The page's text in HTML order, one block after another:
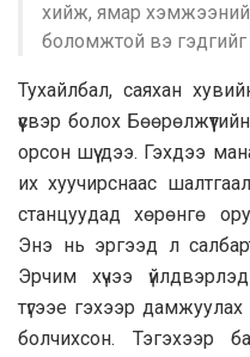
хийж, ямар хэмжээний
боломжтой вэ гэдгийг
Тухайлбал, саяхан
үүсвэр болох
орсон шүү дээ. Гэхдээ
их хуучирснаас
станцуудад хөрөнгө
Энэ нь эргээд л салбарт
Эрчим хүчээ
түгээе гэхээр
болчихсон. Тэгэхээр